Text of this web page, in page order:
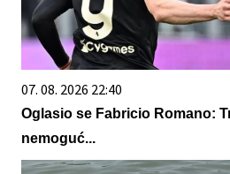
07. 08. 2026 22:40
Oglasio se Fabricio Romano:
nemoguć...